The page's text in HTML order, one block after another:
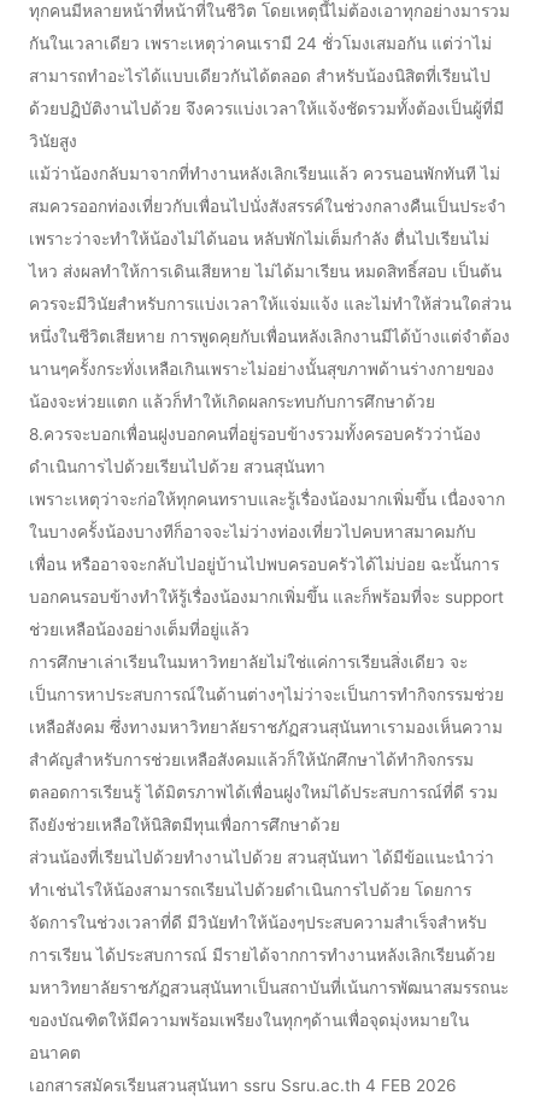
ทุกคนมีหลายหน้าที่หน้าที่ในชีวิต โดยเหตุนี้ไม่ต้องเอาทุกอย่างมารวม
กันในเวลาเดียว เพราะเหตุว่าคนเรามี 24 ชั่วโมงเสมอกัน แต่ว่าไม่
สามารถทำอะไรได้แบบเดียวกันได้ตลอด สำหรับน้องนิสิตที่เรียนไป
ด้วยปฏิบัติงานไปด้วย จึงควรแบ่งเวลาให้แจ้งชัดรวมทั้งต้องเป็นผู้ที่มี
วินัยสูง
แม้ว่าน้องกลับมาจากที่ทำงานหลังเลิกเรียนแล้ว ควรนอนพักทันที ไม่
สมควรออกท่องเที่ยวกับเพื่อนไปนั่งสังสรรค์ในช่วงกลางคืนเป็นประจำ
เพราะว่าจะทำให้น้องไม่ได้นอน หลับพักไม่เต็มกำลัง ตื่นไปเรียนไม่
ไหว ส่งผลทำให้การเดินเสียหาย ไม่ได้มาเรียน หมดสิทธิ์สอบ เป็นต้น
ควรจะมีวินัยสำหรับการแบ่งเวลาให้แจ่มแจ้ง และไม่ทำให้ส่วนใดส่วน
หนึ่งในชีวิตเสียหาย การพูดคุยกับเพื่อนหลังเลิกงานมีได้บ้างแต่จำต้อง
นานๆครั้งกระทั่งเหลือเกินเพราะไม่อย่างนั้นสุขภาพด้านร่างกายของ
น้องจะห่วยแตก แล้วก็ทำให้เกิดผลกระทบกับการศึกษาด้วย
8.ควรจะบอกเพื่อนฝูงบอกคนที่อยู่รอบข้างรวมทั้งครอบครัวว่าน้อง
ดำเนินการไปด้วยเรียนไปด้วย สวนสุนันทา
เพราะเหตุว่าจะก่อให้ทุกคนทราบและรู้เรื่องน้องมากเพิ่มขึ้น เนื่องจาก
ในบางครั้งน้องบางทีก็อาจจะไม่ว่างท่องเที่ยวไปคบหาสมาคมกับ
เพื่อน หรืออาจจะกลับไปอยู่บ้านไปพบครอบครัวได้ไม่บ่อย ฉะนั้นการ
บอกคนรอบข้างทำให้รู้เรื่องน้องมากเพิ่มขึ้น และก็พร้อมที่จะ support
ช่วยเหลือน้องอย่างเต็มที่อยู่แล้ว
การศึกษาเล่าเรียนในมหาวิทยาลัยไม่ใช่แค่การเรียนสิ่งเดียว จะ
เป็นการหาประสบการณ์ในด้านต่างๆไม่ว่าจะเป็นการทำกิจกรรมช่วย
เหลือสังคม ซึ่งทางมหาวิทยาลัยราชภัฏสวนสุนันทาเรามองเห็นความ
สำคัญสำหรับการช่วยเหลือสังคมแล้วก็ให้นักศึกษาได้ทำกิจกรรม
ตลอดการเรียนรู้ ได้มิตรภาพได้เพื่อนฝูงใหม่ได้ประสบการณ์ที่ดี รวม
ถึงยังช่วยเหลือให้นิสิตมีทุนเพื่อการศึกษาด้วย
ส่วนน้องที่เรียนไปด้วยทำงานไปด้วย สวนสุนันทา ได้มีข้อแนะนำว่า
ทำเช่นไรให้น้องสามารถเรียนไปด้วยดำเนินการไปด้วย โดยการ
จัดการในช่วงเวลาที่ดี มีวินัยทำให้น้องๆประสบความสำเร็จสำหรับ
การเรียน ได้ประสบการณ์ มีรายได้จากการทำงานหลังเลิกเรียนด้วย
มหาวิทยาลัยราชภัฏสวนสุนันทาเป็นสถาบันที่เน้นการพัฒนาสมรรถนะ
ของบัณฑิตให้มีความพร้อมเพรียงในทุกๆด้านเพื่อจุดมุ่งหมายใน
อนาคต
เอกสารสมัครเรียนสวนสุนันทา ssru Ssru.ac.th 4 FEB 2026